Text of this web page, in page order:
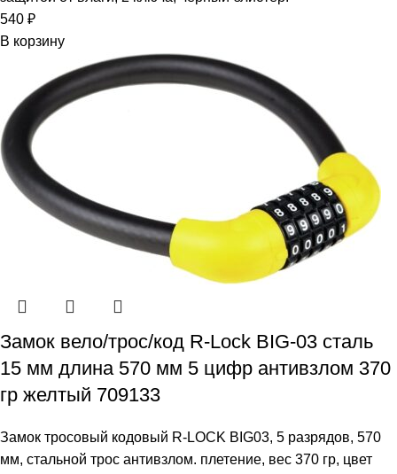
540 ₽
В корзину
Замок вело/трос/код R-Lock BIG-03 сталь
15 мм длина 570 мм 5 цифр антивзлом 370
гр желтый 709133
Замок тросовый кодовый R-LOCK BIG03, 5 разрядов, 570
мм, стальной трос антивзлом. плетение, вес 370 гр, цвет